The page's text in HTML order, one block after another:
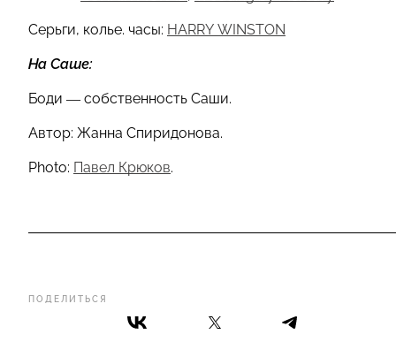
ПОДЕЛИТЬСЯ
Серьги, колье. часы: HARRY WINSTON
На Саше:
Боди — собственность Саши.
Автор: Жанна Спиридонова.
Photo: Павел Крюков.